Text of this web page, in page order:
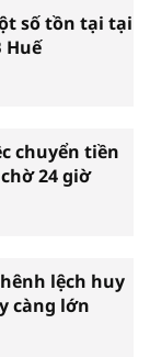
số tồn tại tại
Huế
chuyển tiền
24 giờ
lệch huy
càng lớn